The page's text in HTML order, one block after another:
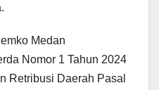
Medan
Nomor 1 Tahun 2024
Retribusi Daerah Pasal